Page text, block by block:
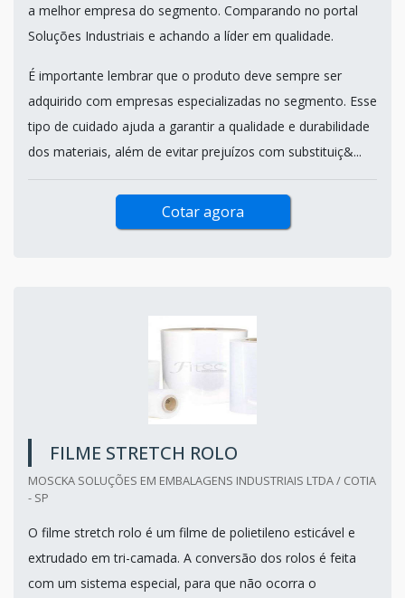
a melhor empresa do segmento. Comparando no portal
Soluções Industriais e achando a líder em qualidade.
É importante lembrar que o produto deve sempre ser
adquirido com empresas especializadas no segmento. Esse
tipo de cuidado ajuda a garantir a qualidade e durabilidade
dos materiais, além de evitar prejuízos com substituiç&...
Cotar agora
FILME STRETCH ROLO
MOSCKA SOLUÇÕES EM EMBALAGENS INDUSTRIAIS LTDA / COTIA
- SP
O filme stretch rolo é um filme de polietileno esticável e
extrudado em tri-camada. A conversão dos rolos é feita
com um sistema especial, para que não ocorra o